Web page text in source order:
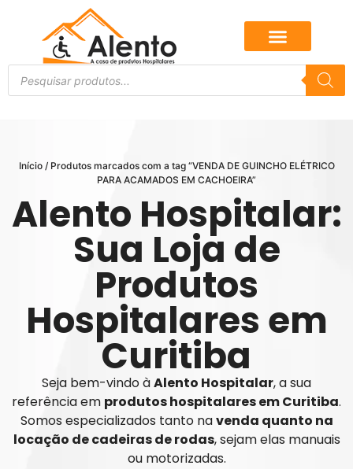
Início/ Produtos marcados com a tag “VENDA DE GUINCHO ELÉTRICO
PARA ACAMADOS EM CACHOEIRA”
Alento Hospitalar:
Sua Loja de
Produtos
Hospitalares em
Curitiba
Seja bem-vindo àAlento Hospitalar, a sua
referência em produtos hospitalares em Curitiba.
Somos especializados tanto navenda quanto na
locação de cadeiras de rodas, sejam elas manuais
ou motorizadas.